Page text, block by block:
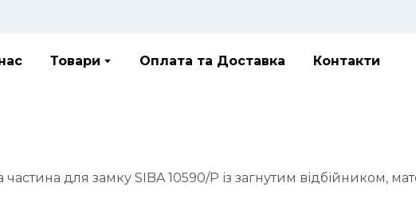
Товари Оплата та Доставка Контакти
частина для замку SIBA 10590/P із загнутим відбійником,